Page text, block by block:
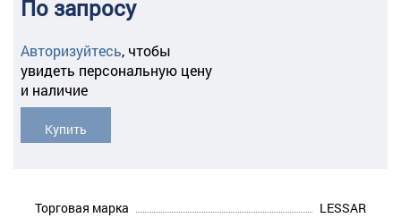
По запросу
Авторизуйтесь, чтобы
увидеть персональную цену
и наличие
Купить
Торговая марка
LESSAR